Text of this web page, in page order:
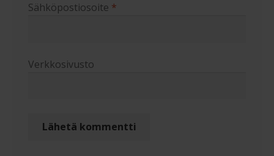
Sähköpostiosoite *
Verkkosivusto